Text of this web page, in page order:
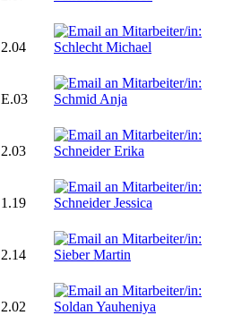
2.04
E.03
2.03
1.19
2.14
2.02